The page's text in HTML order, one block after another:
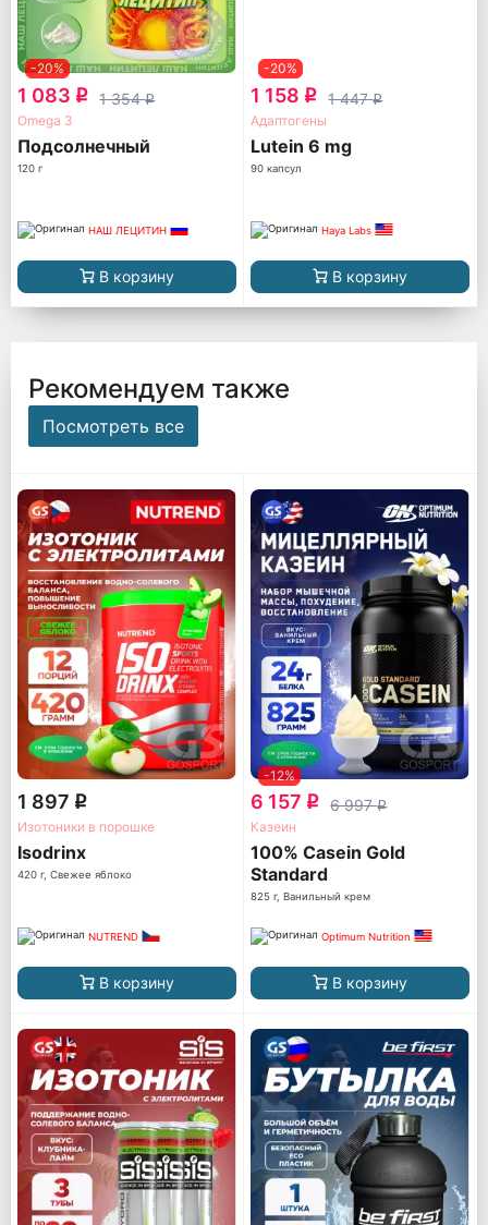
-20%
1 083 q 1 354q
Omega 3
Подсолнечный
120 г
НАШ ЛЕЦИТИН
В корзину
-20%
1 158 q 1 447q
Адаптогены
Lutein 6 mg
90 капсул
Haya Labs
В корзину
Рекомендуем также
Посмотреть все
1 897 q
Изотоники в порошке
Isodrinx
420 г, Свежее яблоко
NUTREND
В корзину
-12%
6 157 q 6 997q
Казеин
100% Casein Gold
Standard
825 г, Ванильный крем
Optimum Nutrition
В корзину